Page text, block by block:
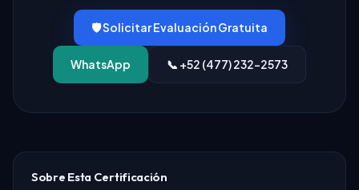
🛡️ Solicitar Evaluación Gratuita
WhatsApp 📞 +52 (477) 232-2573
Sobre Esta Certificación